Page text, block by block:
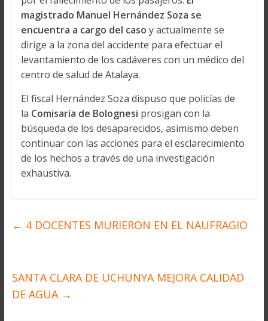
magistrado Manuel Hernández Soza se
encuentra a cargo del caso y actualmente se
dirige a la zona del accidente para efectuar el
levantamiento de los cadáveres con un médico del
centro de salud de Atalaya.
El fiscal Hernández Soza dispuso que policías de
la Comisaría de Bolognesi prosigan con la
búsqueda de los desaparecidos, asimismo deben
continuar con las acciones para el esclarecimiento
de los hechos a través de una investigación
exhaustiva.
← 4 DOCENTES MURIERON EN EL NAUFRAGIO
SANTA CLARA DE UCHUNYA MEJORA CALIDAD
DE AGUA →